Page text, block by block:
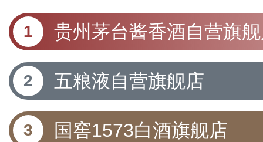
贵州茅台酱香酒自营旗
五粮液自营旗舰店
国窖1573白酒旗舰店